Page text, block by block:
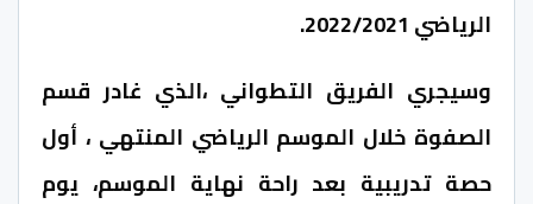
الرياضي 2022/2021.
وسيجري الفريق التطواني ،الذي غادر قسم
الصفوة خلال الموسم الرياضي المنتهي ، أول
حصة تدريبية بعد راحة نهاية الموسم، يوم